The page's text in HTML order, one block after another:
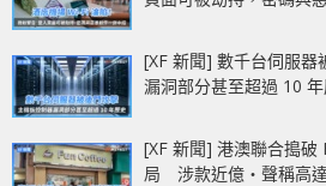
[XF 新聞] 數千台伺服
漏洞部分甚至超過 10
[XF 新聞] 港澳聯合搗
局 涉款近億‧聲稱高